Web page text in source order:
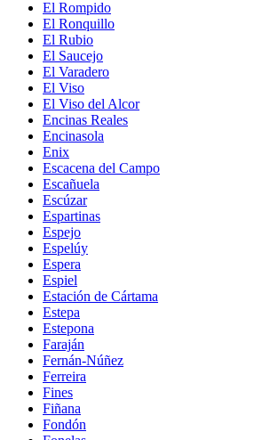
El Rompido
El Ronquillo
El Rubio
El Saucejo
El Varadero
El Viso
El Viso del Alcor
Encinas Reales
Encinasola
Enix
Escacena del Campo
Escañuela
Escúzar
Espartinas
Espejo
Espelúy
Espera
Espiel
Estación de Cártama
Estepa
Estepona
Faraján
Fernán-Núñez
Ferreira
Fines
Fiñana
Fondón